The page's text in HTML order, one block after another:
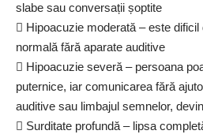
slabe sau conversații șoptite
 Hipoacuzie moderată – este
normală fără aparate auditive
 Hipoacuzie severă – persoana
puternice, iar comunicarea fără
auditive sau limbajul semnelor,
 Surditate profundă – lipsa